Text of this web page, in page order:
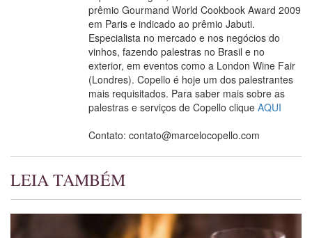
prêmio Gourmand World Cookbook Award 2009
em Paris e indicado ao prêmio Jabuti.
Especialista no mercado e nos negócios do
vinhos, fazendo palestras no Brasil e no
exterior, em eventos como a London Wine Fair
(Londres). Copello é hoje um dos palestrantes
mais requisitados. Para saber mais sobre as
palestras e serviços de Copello clique AQUI
Contato: contato@marcelocopello.com
LEIA TAMBÉM